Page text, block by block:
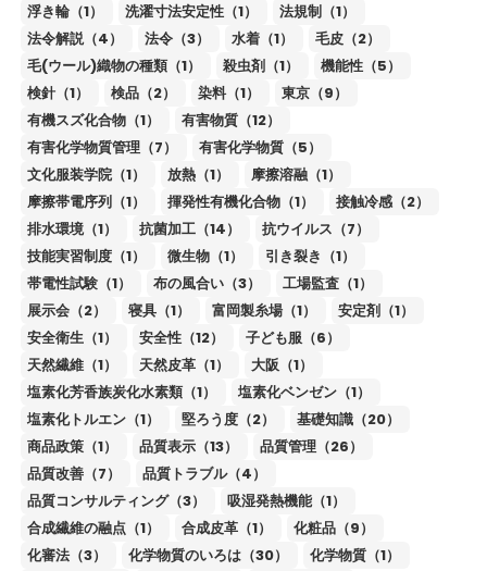
浮き輪（1）
洗濯寸法安定性（1）
法規制（1）
法令解説（4）
法令（3） 水着（1）
毛皮（2）
毛(ウール)織物の種類（1）
殺虫剤（1）
機能性（5）
検針（1）
検品（2） 染料（1）
東京（9）
有機スズ化合物（1）
有害物質（12）
有害化学物質管理（7）
有害化学物質（5）
文化服装学院（1）
放熱（1）
摩擦溶融（1）
摩擦帯電序列（1）
揮発性有機化合物（1）
接触冷感（2）
排水環境（1）
抗菌加工（14）
抗ウイルス（7）
技能実習制度（1）
微生物（1）
引き裂き（1）
帯電性試験（1）
布の風合い（3）
工場監査（1）
展示会（2）
寝具（1） 富岡製糸場（1）
安定剤（1）
安全衛生（1）
安全性（12）
子ども服（6）
天然繊維（1）
天然皮革（1）
大阪（1）
塩素化芳香族炭化水素類（1）
塩素化ベンゼン（1）
塩素化トルエン（1）
堅ろう度（2）
基礎知識（20）
商品政策（1）
品質表示（13）
品質管理（26）
品質改善（7）
品質トラブル（4）
品質コンサルティング（3）
吸湿発熱機能（1）
合成繊維の融点（1）
合成皮革（1）
化粧品（9）
化審法（3）
化学物質のいろは（30）
化学物質（1）